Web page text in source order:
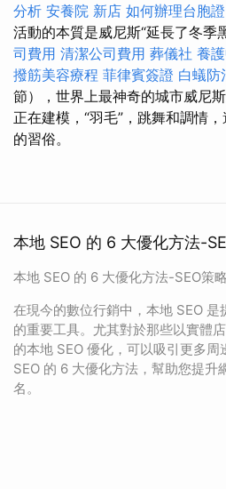
分析 安養院 新店 如何辦理台胞證
活動的本質是威尼斯“延長了冬季
司費用 清潔公司費用 葬儀社 養
撥筋美容療程 菲律賓簽證 白蟻防
節），世界上最神奇的城市威尼
正在建模，“羽毛”，跳舞和調情
的習俗。
本地 SEO 的 6 大優化方法-
本地 SEO 的 6 大優化方法-SEO策略
在現今的數位行銷中，本地 SEO
的重要工具。尤其對於那些以實體
的本地 SEO 優化，可以吸引更多
SEO 的 6 大優化方法，幫助您提升
名。